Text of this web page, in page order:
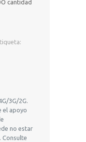
cantidad
3G/2G.
el apoyo
no estar
Consulte